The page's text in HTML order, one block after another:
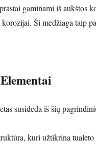
gaminami iš aukštos
Ši medžiaga taip
susideda iš šių
kuri užtikrina